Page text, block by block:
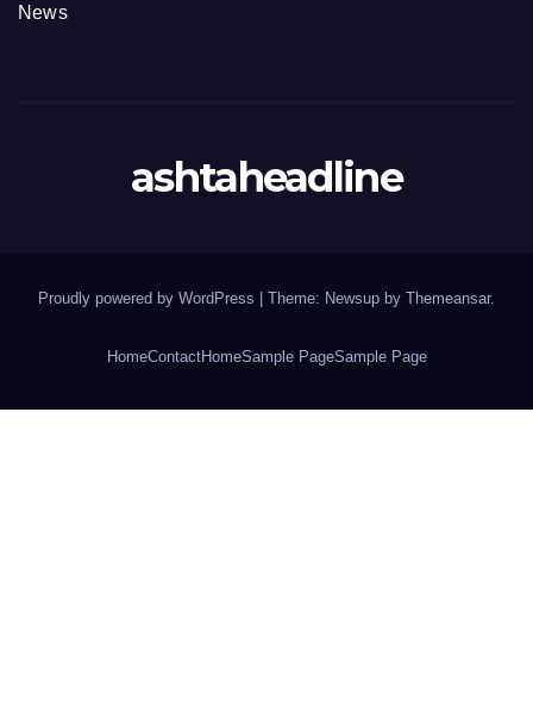
News
ashtaheadline
Proudly powered by WordPress Theme: Newsup by Themeansar.
HomeContactHomeSample PageSample Page